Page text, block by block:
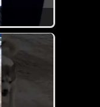
und dann das :-)